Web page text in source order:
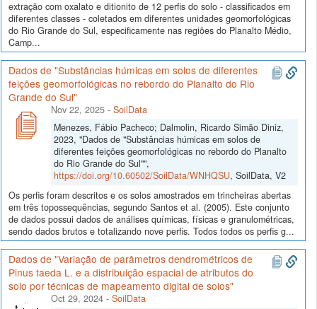
extração com oxalato e ditionito de 12 perfis do solo - classificados em
diferentes classes - coletados em diferentes unidades geomorfológicas
do Rio Grande do Sul, especificamente nas regiões do Planalto Médio,
Camp...
Dados de "Substâncias húmicas em solos de diferentes
feições geomorfológicas no rebordo do Planalto do Rio
Grande do Sul"
Nov 22, 2025 - SoilData
Menezes, Fábio Pacheco; Dalmolin, Ricardo Simão Diniz,
2023, "Dados de "Substâncias húmicas em solos de
diferentes feições geomorfológicas no rebordo do Planalto
do Rio Grande do Sul"",
https://doi.org/10.60502/SoilData/WNHQSU, SoilData, V2
Os perfis foram descritos e os solos amostrados em trincheiras abertas
em três topossequências, segundo Santos et al. (2005). Este conjunto
de dados possui dados de análises químicas, físicas e granulométricas,
sendo dados brutos e totalizando nove perfis. Todos todos os perfis g...
Dados de "Variação de parâmetros dendrométricos de
Pinus taeda L. e a distribuição espacial de atributos do
solo por técnicas de mapeamento digital de solos"
Oct 29, 2024 - SoilData